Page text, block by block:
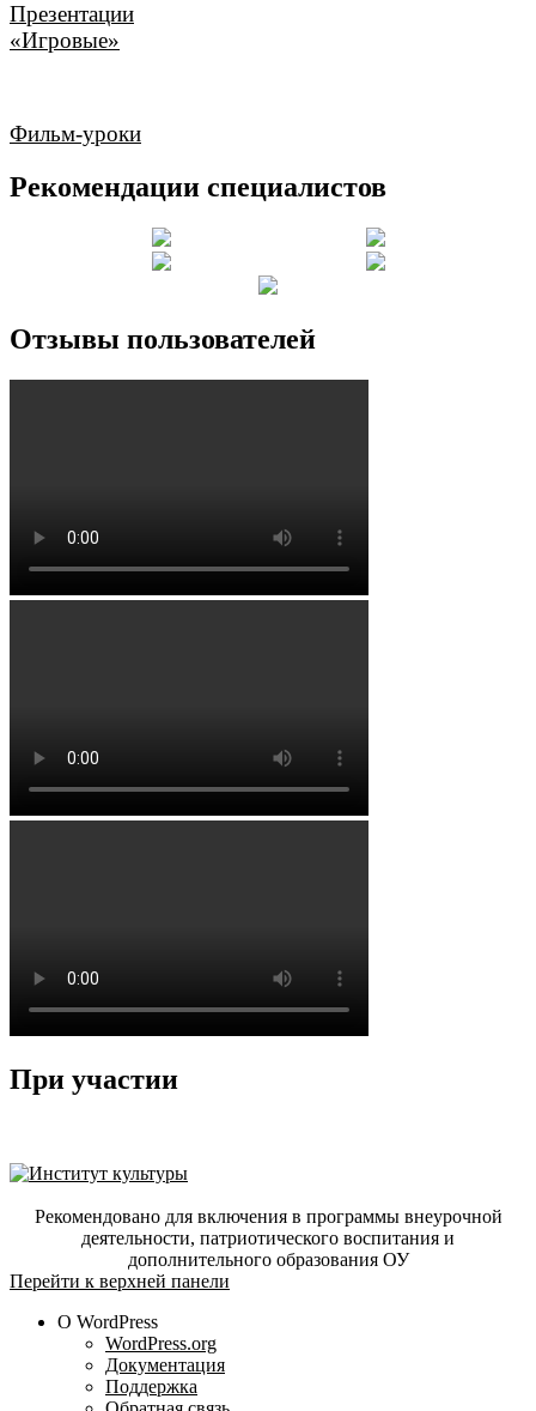
Презентации
«Игровые»
Фильм-уроки
Рекомендации специалистов
Отзывы пользователей
При участии
Рекомендовано для включения в программы внеурочной
деятельности, патриотического воспитания и
дополнительного образования ОУ
Перейти к верхней панели
О WordPress
WordPress.org
Документация
Поддержка